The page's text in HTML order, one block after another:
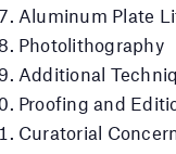
Aluminum Plate
Photolithography
Additional
Proofing and
Curatorial